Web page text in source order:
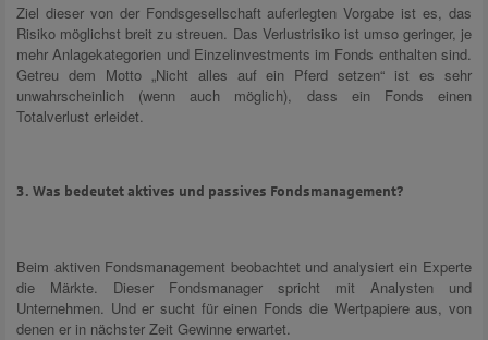
Ziel dieser von der Fondsgesellschaft auferlegten Vorgabe ist es, das
Risiko möglichst breit zu streuen. Das Verlustrisiko ist umso geringer, je
mehr Anlagekategorien und Einzelinvestments im Fonds enthalten sind.
Getreu dem Motto „Nicht alles auf ein Pferd setzen“ ist es sehr
unwahrscheinlich (wenn auch möglich), dass ein Fonds einen
Totalverlust erleidet.
3. Was bedeutet aktives und passives Fondsmanagement?
Beim aktiven Fondsmanagement beobachtet und analysiert ein Experte
die Märkte. Dieser Fondsmanager spricht mit Analysten und
Unternehmen. Und er sucht für einen Fonds die Wertpapiere aus, von
denen er in nächster Zeit Gewinne erwartet.